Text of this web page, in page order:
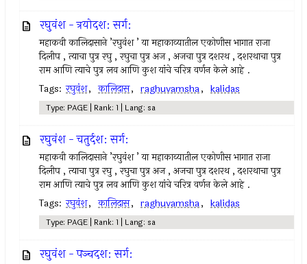
रघुवंश - त्रयोदश: सर्ग:
महाकवी कालिदासाने ’रघुवंश ’ या महाकाव्यातील एकोणीस भागात राजा
दिलीप , त्याचा पुत्र रघु , रघुचा पुत्र अज , अजचा पुत्र दशरथ , दशरथाचा पुत्र
राम आणि त्याचे पुत्र लव आणि कुश यांचे चरित्र वर्णन केले आहे .
Tags: रघुवंश, कालिदास, raghuvamsha, kalidas
Type: PAGE | Rank: 1 | Lang: sa
रघुवंश - चतुर्दश: सर्ग:
महाकवी कालिदासाने ’रघुवंश ’ या महाकाव्यातील एकोणीस भागात राजा
दिलीप , त्याचा पुत्र रघु , रघुचा पुत्र अज , अजचा पुत्र दशरथ , दशरथाचा पुत्र
राम आणि त्याचे पुत्र लव आणि कुश यांचे चरित्र वर्णन केले आहे .
Tags: रघुवंश, कालिदास, raghuvamsha, kalidas
Type: PAGE | Rank: 1 | Lang: sa
रघुवंश - पञ्चदश: सर्ग: